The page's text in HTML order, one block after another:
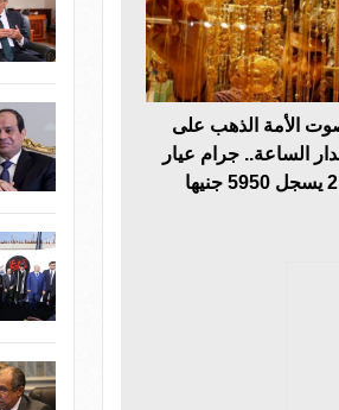
الأمة الذهب على
الساعة.. جرام عيار
جنيها